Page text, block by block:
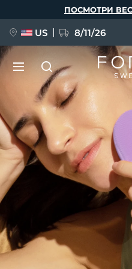
ПОСМОТРИ
US 8/11/26
НОВИНКА
FAQ™ Pure Beauty-
BREAKING NEWS
issa™ Teeth
Язык
English
Français
Italiano
Türkçe
简体中